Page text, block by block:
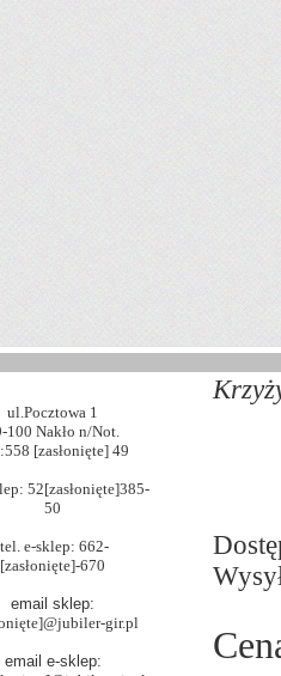
ul.Pocztowa 1
100 Nakło n/Not.
[zasłonięte] 49
52[zasłonięte]385-
50
tel. e-sklep: 662-
[zasłonięte]-670
email sklep:
@jubiler-gir.pl
email e-sklep: